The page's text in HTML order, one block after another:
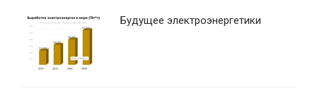
Будущее электроэнергетики